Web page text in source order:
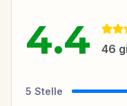
4.4 46
5 Stelle